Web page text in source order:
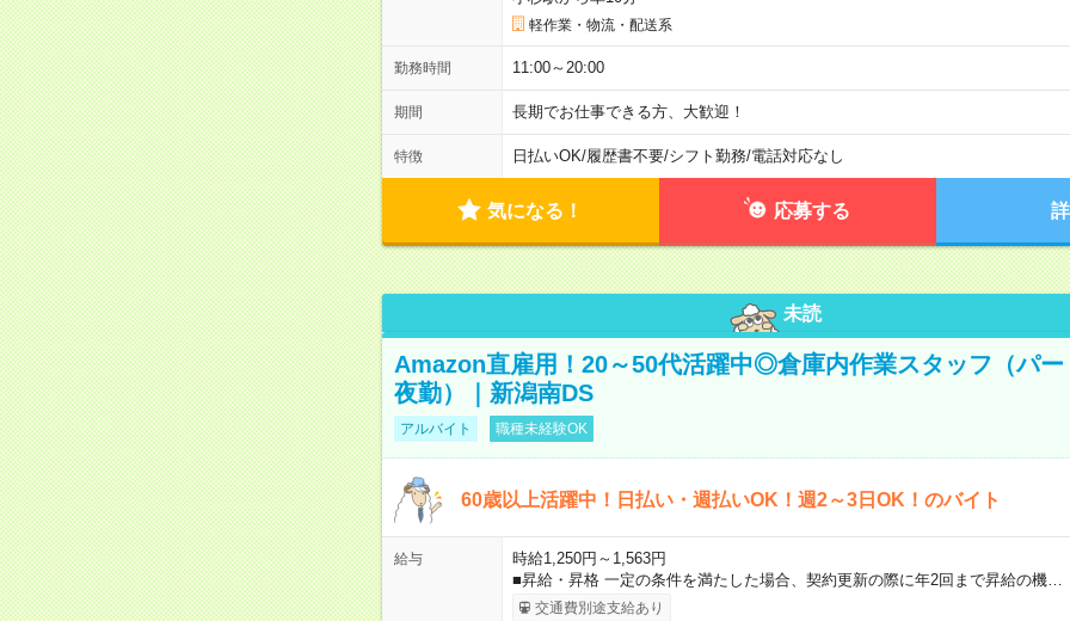
軽作業・物流・配送系
勤務時間 11:00～20:00
期間 長期でお仕事できる方、大歓迎！
特徴 日払いOK/履歴書不要/シフト勤務/電話対応なし
気になる！ 応募する
未読
Amazon直雇用！20～50代活躍中◎倉庫内作業スタッフ（パー
夜勤）｜新潟南DS
アルバイト 職種未経験OK
60歳以上活躍中！日払い・週払いOK！週2～3日OK！のバイト
給与
時給1,250円～1,563円
■昇給・昇格 一定の条件を満たした場合、契約更新の際に年2回まで昇給の機…
交通費別途支給あり